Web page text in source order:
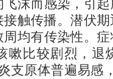
沫而感染，引
触传播。潜伏
均有传染性。
嗽比较剧烈，退
支原体普遍易感